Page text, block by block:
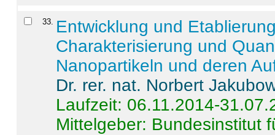
33. Entwicklung und
Charakterisierung und
Nanopartikeln und deren
Dr. rer. nat. Norbert
Laufzeit: 06.11.2014-
Mittelgeber: Bundesinstitut